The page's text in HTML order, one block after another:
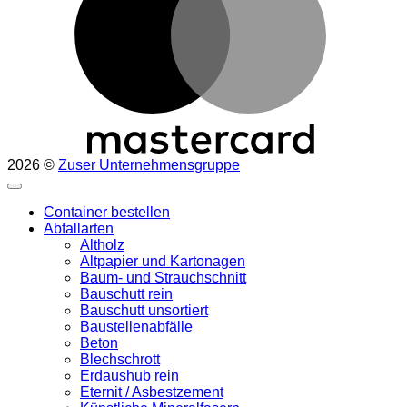
2026 © Zuser Unternehmensgruppe
Container bestellen
Abfallarten
Altholz
Altpapier und Kartonagen
Baum- und Strauchschnitt
Bauschutt rein
Bauschutt unsortiert
Baustellenabfälle
Beton
Blechschrott
Erdaushub rein
Eternit / Asbestzement